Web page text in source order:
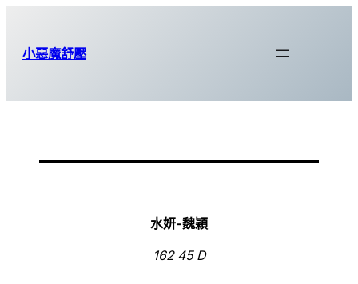
小惡魔舒壓
水妍-魏穎
162 45 D